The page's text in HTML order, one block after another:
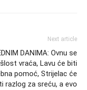
Next article
DANIMA: Ovnu se
vraća, Lavu će biti
pomoć, Strijelac će
razlog za sreću, a evo